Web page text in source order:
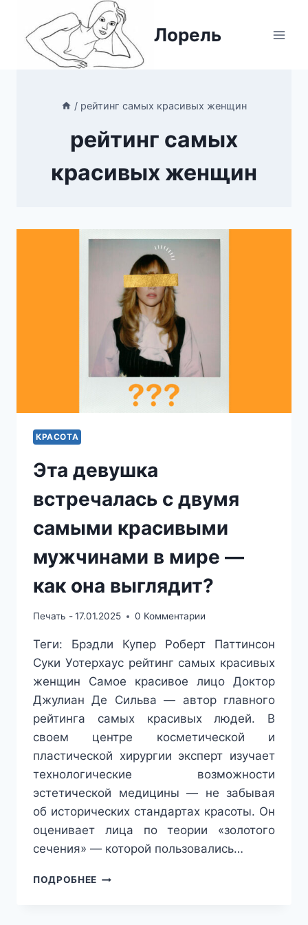
содержимому
Лорель
/ рейтинг самых красивых женщин
рейтинг самых
красивых женщин
КРАСОТА
Эта девушка
встречалась с двумя
самыми красивыми
мужчинами в мире —
как она выглядит?
Печать -17.01.2025 0 Комментарии
Теги: Брэдли Купер Роберт Паттинсон
Суки Уотерхаус рейтинг самых красивых
женщин Самое красивое лицо Доктор
Джулиан Де Сильва — автор главного
рейтинга самых красивых людей. В
своем центре косметической и
пластической хирургии эксперт изучает
технологические возможности
эстетической медицины — не забывая
об исторических стандартах красоты. Он
оценивает лица по теории «золотого
сечения» — которой пользовались…
ПОДРОБНЕЕ ЭТА